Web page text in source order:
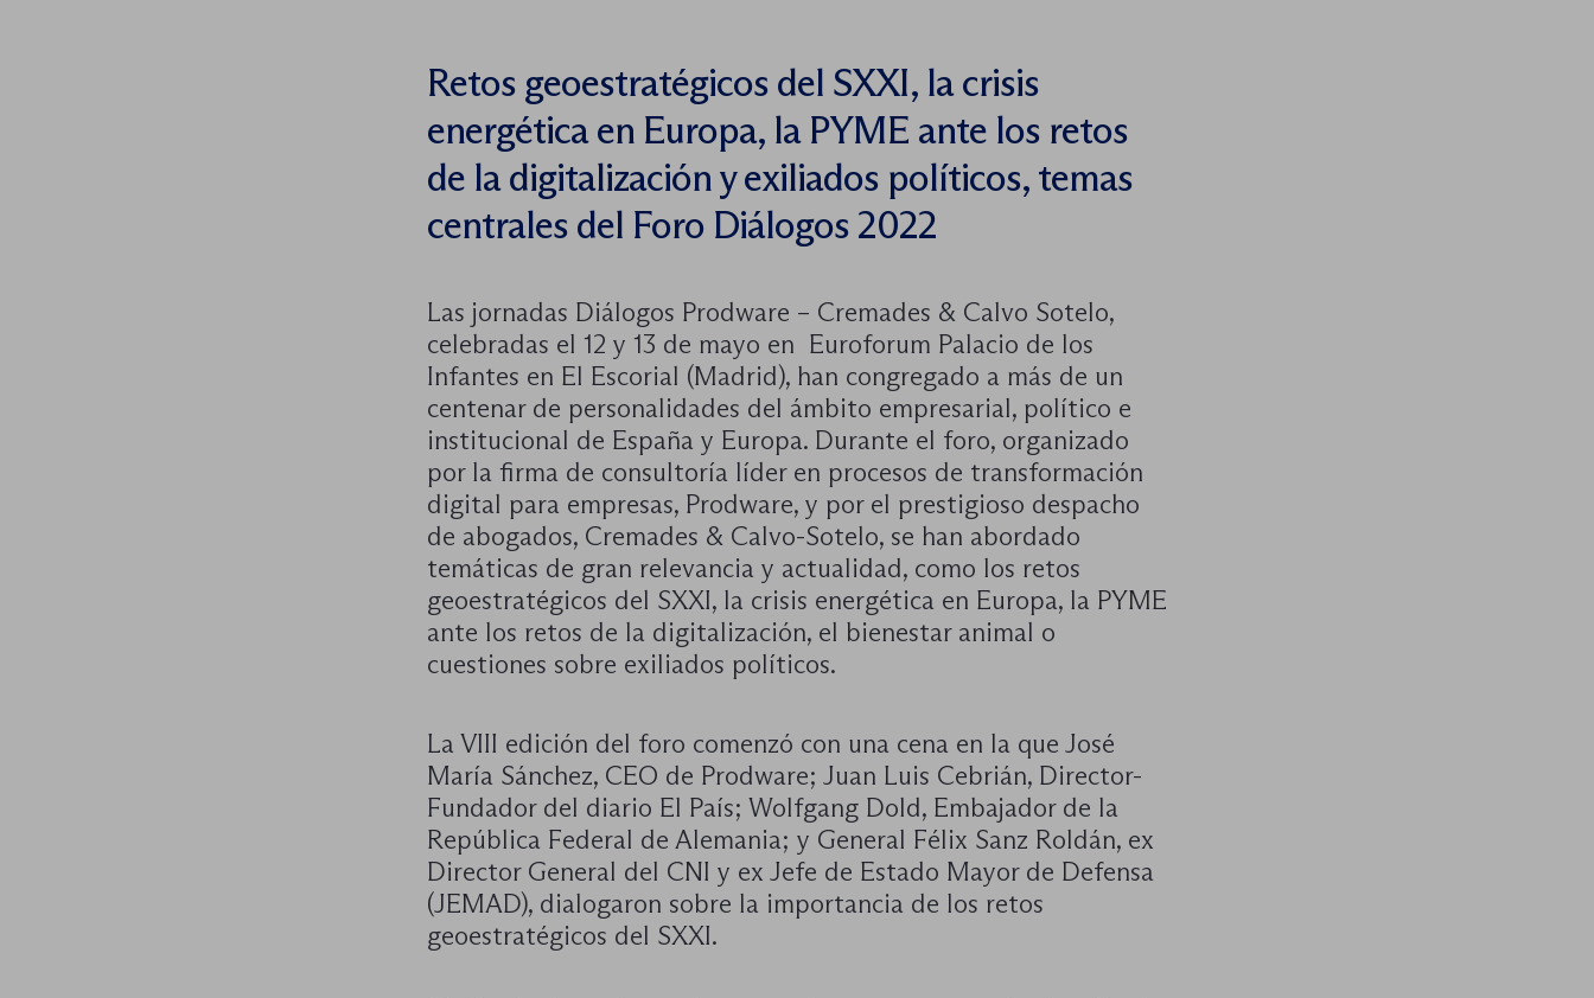
Retos geoestratégicos del SXXI, la crisis
energética en Europa, la PYME ante los retos
de la digitalización y exiliados políticos, temas
centrales del Foro Diálogos 2022
Las jornadas Diálogos Prodware – Cremades & Calvo Sotelo,
celebradas el 12 y 13 de mayo en Euroforum Palacio de los
Infantes en El Escorial (Madrid), han congregado a más de un
centenar de personalidades del ámbito empresarial, político e
institucional de España y Europa. Durante el foro, organizado
por la firma de consultoría líder en procesos de transformación
digital para empresas, Prodware, y por el prestigioso despacho
de abogados, Cremades & Calvo-Sotelo, se han abordado
temáticas de gran relevancia y actualidad, como los retos
geoestratégicos del SXXI, la crisis energética en Europa, la PYME
ante los retos de la digitalización, el bienestar animal o
cuestiones sobre exiliados políticos.
La VIII edición del foro comenzó con una cena en la que José
María Sánchez, CEO de Prodware; Juan Luis Cebrián, Director-
Fundador del diario El País; Wolfgang Dold, Embajador de la
República Federal de Alemania; y General Félix Sanz Roldán, ex
Director General del CNI y ex Jefe de Estado Mayor de Defensa
(JEMAD), dialogaron sobre la importancia de los retos
geoestratégicos del SXXI.